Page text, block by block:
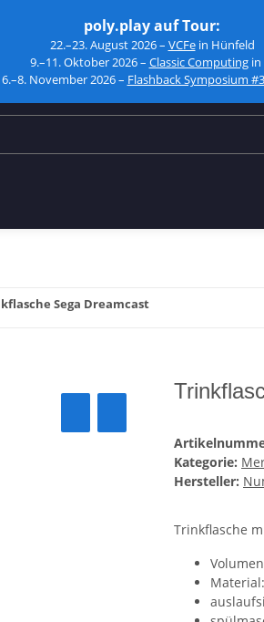
poly.play auf Tour:
22.–23. August 2026 – VCFein Hünfeld
9.–11. Oktober 2026 – Classic Computingin
6.–8. November 2026 – Flashback Symposium #3
Sega Dreamcast
Kategorie:
Hersteller:
Trinkflasche